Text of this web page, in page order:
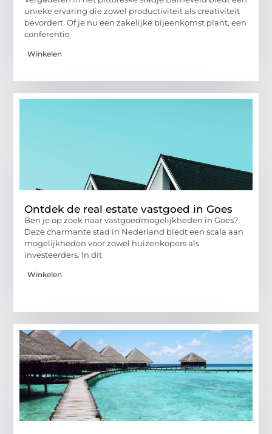
unieke ervaring die zowel productiviteit als creativiteit
bevordert. Of je nu een zakelijke bijeenkomst plant, een
conferentie
Winkelen
Ontdek de real estate vastgoed in Goes
Ben je op zoek naar vastgoedmogelijkheden in Goes?
Deze charmante stad in Nederland biedt een scala aan
mogelijkheden voor zowel huizenkopers als
investeerders. In dit
Winkelen